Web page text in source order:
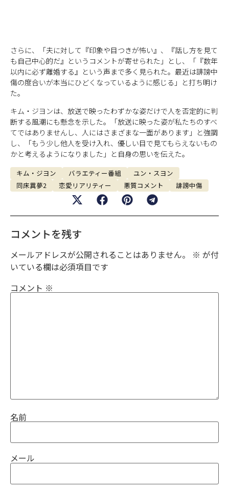
さらに、「夫に対して『印象や目つきが怖い』、『話し方を見て
も自己中心的だ』というコメントが寄せられた」とし、「『数年
以内に必ず離婚する』という声まで多く見られた。最近は誹謗中
傷の度合いが本当にひどくなっているように感じる」と打ち明け
た。
キム・ジヨンは、放送で映ったわずかな姿だけで人を否定的に判
断する風潮にも懸念を示した。「放送に映った姿が私たちのすべ
てではありませんし、人にはさまざまな一面があります」と強調
し、「もう少し他人を受け入れ、優しい目で見てもらえないもの
かと考えるようになりました」と自身の思いを伝えた。
キム・ジヨン バラエティー番組
ユン・スヨン
同床異夢2
恋愛リアリティー 悪質コメント 誹謗中傷
コメントを残す
メールアドレスが公開されることはありません。 ※ が付
いている欄は必須項目です
コメント ※
名前
メール